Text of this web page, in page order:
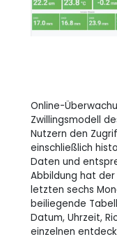
Online-
Zwillingsmodell
Nutzern den
einschließlich
Daten und
Abbildung hat
letzten sechs
beiliegende
Datum, Uhrzeit,
einzelnen